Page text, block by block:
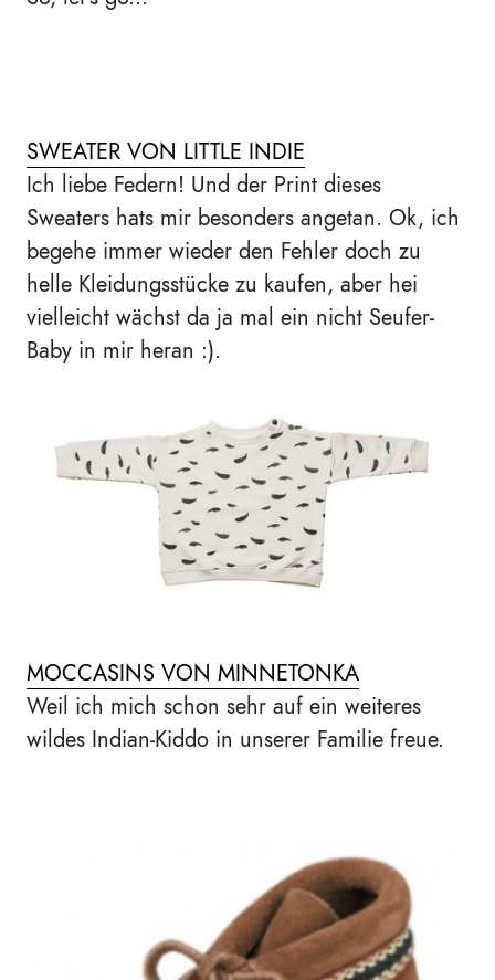
SWEATER VON LITTLE INDIE
Ich liebe Federn! Und der Print dieses
Sweaters hats mir besonders angetan. Ok, ich
begehe immer wieder den Fehler doch zu
helle Kleidungsstücke zu kaufen, aber hei
vielleicht wächst da ja mal ein nicht Seufer-
Baby in mir heran :).
MOCCASINS VON MINNETONKA
Weil ich mich schon sehr auf ein weiteres
wildes Indian-Kiddo in unserer Familie freue.